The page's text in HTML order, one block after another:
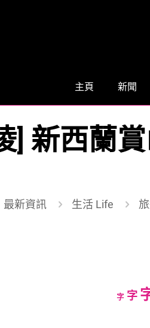
主頁 新聞
] 新西蘭
最新資訊 生活 Life
字 字